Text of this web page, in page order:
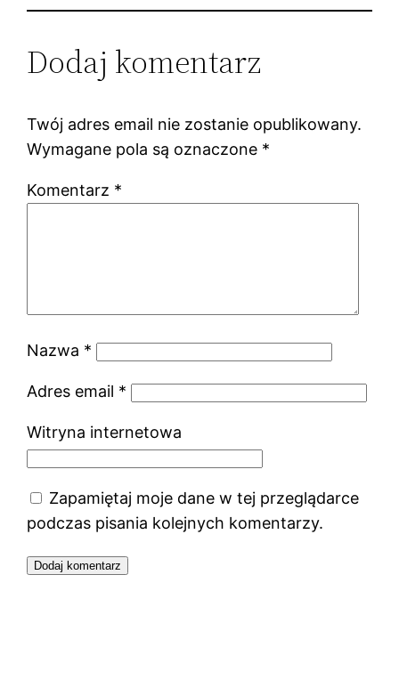
Dodaj komentarz
Twój adres email nie zostanie opublikowany.
Wymagane pola są oznaczone *
Komentarz *
Nazwa *
Adres email *
Witryna internetowa
Zapamiętaj moje dane w tej przeglądarce
podczas pisania kolejnych komentarzy.